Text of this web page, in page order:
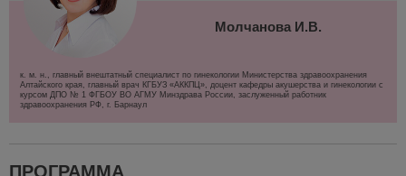
Молчанова И.В.
к. м. н., главный внештатный специалист по гинекологии Министерства здравоохранения
Алтайского края, главный врач КГБУЗ «АККПЦ», доцент кафедры акушерства и гинекологии с
курсом ДПО № 1 ФГБОУ ВО АГМУ Минздрава России, заслуженный работник
здравоохранения РФ, г. Барнаул
ПРОГРАММА